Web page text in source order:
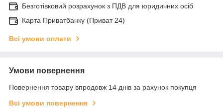
Безготівковий розрахунок з ПДВ для юридичних осіб
Карта Приватбанку (Приват 24)
Всі умови оплати
Умови повернення
Повернення товару впродовж 14 днів за рахунок покупця
Всі умови повернення